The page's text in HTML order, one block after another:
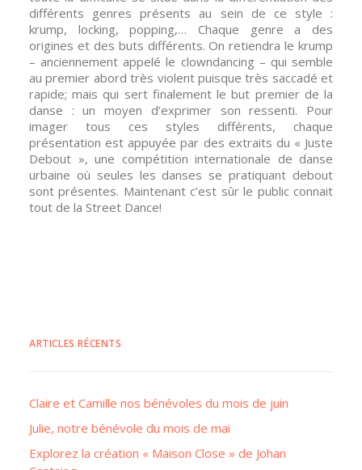
différents genres présents au sein de ce style :
krump, locking, popping,… Chaque genre a des
origines et des buts différents. On retiendra le krump
– anciennement appelé le clowndancing – qui semble
au premier abord très violent puisque très saccadé et
rapide; mais qui sert finalement le but premier de la
danse : un moyen d’exprimer son ressenti. Pour
imager tous ces styles différents, chaque
présentation est appuyée par des extraits du « Juste
Debout », une compétition internationale de danse
urbaine où seules les danses se pratiquant debout
sont présentes. Maintenant c’est sûr le public connait
tout de la Street Dance!
ARTICLES RÉCENTS
Claire et Camille nos bénévoles du mois de juin
Julie, notre bénévole du mois de mai
Explorez la création « Maison Close » de Johan